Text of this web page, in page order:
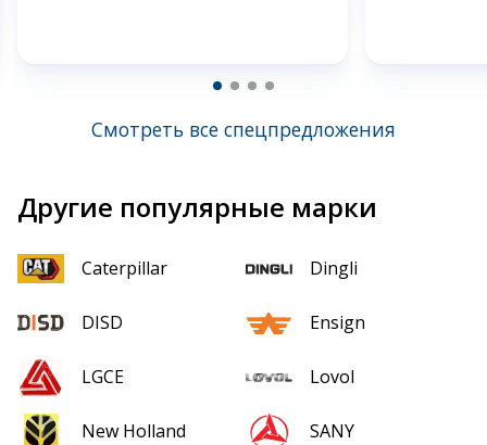
Смотреть все спецпредложения
Другие популярные марки
Caterpillar Dingli
DISD Ensign
LGCE Lovol
New Holland SANY